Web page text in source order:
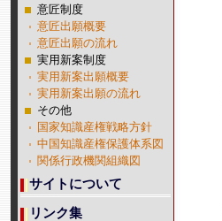
意匠制度
意匠出願概要
意匠出願の流れ
実用新案制度
実用新案出願概要
実用新案出願の流れ
その他
国家知識産権戦略方針
中国知識産権保護体系図
関係行政機関組織図
サイトについて
リンク集